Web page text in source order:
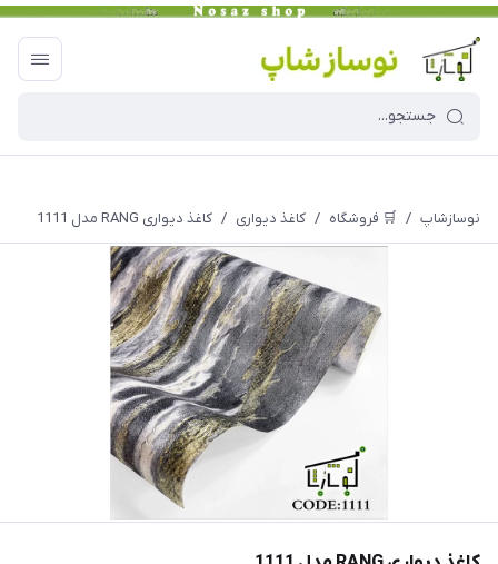
نوسازشاپ / 🛒 فروشگاه / کاغذ دیواری / کاغذ دیواری RANG مدل 1111